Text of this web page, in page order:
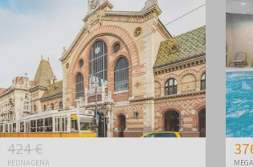
424 €
REDNA CENA